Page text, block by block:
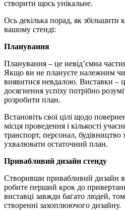
створити щось унікальне.
Ось декілька порад, як збільшити
вашому стенді:
Планування
Планування – це невід’ємна
Якщо ви не плануєте належним
виявитися невдалою. Виставки –
досягнення успіху потрібно
розробити план.
Встановіть свої цілі щодо
місця проведення і кількості
транспорт, персонал,
ухвалювати остаточний план.
Привабливий дизайн стенду
Створивши привабливий дизайн
робите перший крок до
виставці завжди багато людей,
створенні захоплюючого дизайну.